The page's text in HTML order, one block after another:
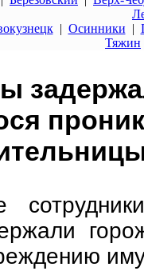
| Осинники |
Тяжин